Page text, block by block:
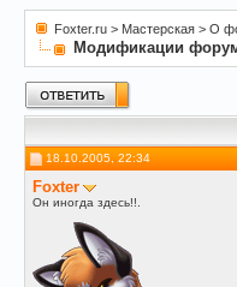
Foxter.ru > Мастерская > О
Модификации
18.10.2005, 22:34
Foxter
Он иногда здесь!!.